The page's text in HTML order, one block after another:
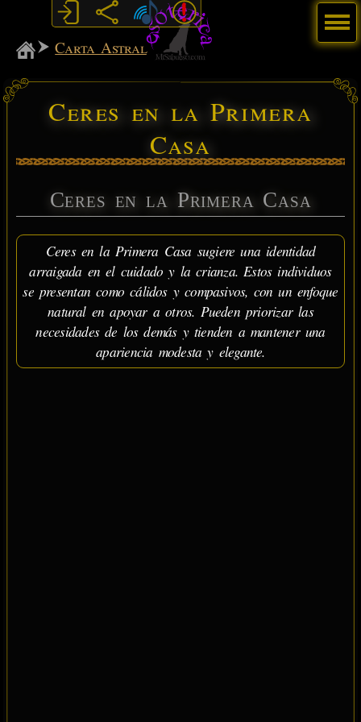
MiSabueso
Carta Astral
Ceres en la Primera
Casa
Ceres en la Primera Casa
Ceres en la Primera Casa sugiere una identidad
arraigada en el cuidado y la crianza. Estos individuos
se presentan como cálidos y compasivos, con un enfoque
natural en apoyar a otros. Pueden priorizar las
necesidades de los demás y tienden a mantener una
apariencia modesta y elegante.
Menú